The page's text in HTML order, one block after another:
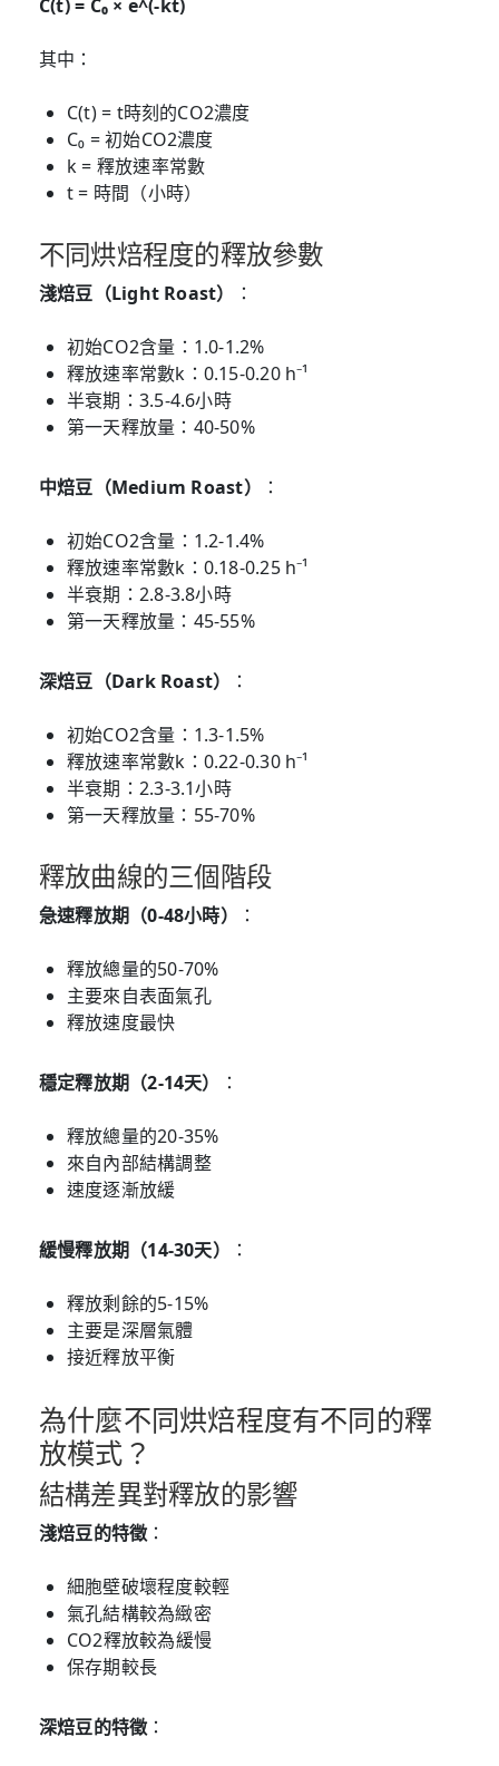
C(t) = C₀ × e^(-kt)
其中：
C(t) = t時刻的CO2濃度
C₀ = 初始CO2濃度
k = 釋放速率常數
t = 時間（小時）
不同烘焙程度的釋放參數
淺焙豆（Light Roast） ：
初始CO2含量：1.0-1.2%
釋放速率常數k：0.15-0.20 h⁻¹
半衰期：3.5-4.6小時
第一天釋放量：40-50%
中焙豆（Medium Roast） ：
初始CO2含量：1.2-1.4%
釋放速率常數k：0.18-0.25 h⁻¹
半衰期：2.8-3.8小時
第一天釋放量：45-55%
深焙豆（Dark Roast） ：
初始CO2含量：1.3-1.5%
釋放速率常數k：0.22-0.30 h⁻¹
半衰期：2.3-3.1小時
第一天釋放量：55-70%
釋放曲線的三個階段
急速釋放期（0-48小時） ：
釋放總量的50-70%
主要來自表面氣孔
釋放速度最快
穩定釋放期（2-14天） ：
釋放總量的20-35%
來自內部結構調整
速度逐漸放緩
緩慢釋放期（14-30天） ：
釋放剩餘的5-15%
主要是深層氣體
接近釋放平衡
為什麼不同烘焙程度有不同的釋
放模式？
結構差異對釋放的影響
淺焙豆的特徵：
細胞壁破壞程度較輕
氣孔結構較為緻密
CO2釋放較為緩慢
保存期較長
深焙豆的特徵：